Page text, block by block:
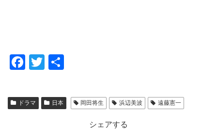
F
c
e
T
tt
er
ドラマ 日本 岡田将生 浜辺美波 遠藤憲一
シェアする